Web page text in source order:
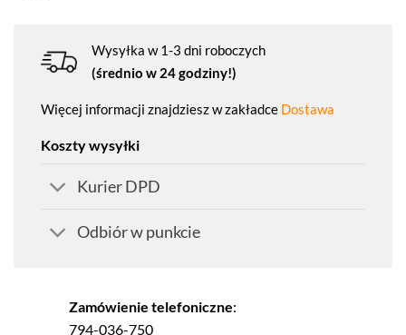
Wysyłka w 1-3 dni roboczych
(średnio w 24 godziny!)
Więcej informacji znajdziesz w zakładce Dostawa
Koszty wysyłki
Kurier DPD
Odbiór w punkcie
Zamówienie telefoniczne:
794-036-750